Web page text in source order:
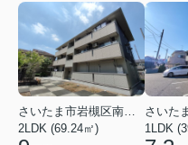
さいたま市岩槻区南平野４丁目
2LDK (69.24㎡)
1LDK